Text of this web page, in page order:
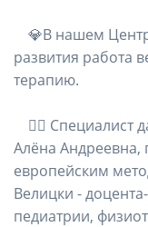
⠀ 💎В нашем
развития работа
терапию.
⠀ 👩‍⚕️
Алёна Андреевна,
европейским
Велицки -
педиатрии,